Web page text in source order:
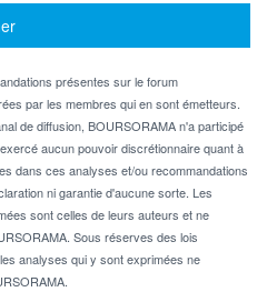
présentes sur le forum
par les membres qui en sont émetteurs.
de diffusion, BOURSORAMA n'a participé
aucun pouvoir discrétionnaire quant à
dans ces analyses et/ou recommandations
ni garantie d'aucune sorte. Les
sont celles de leurs auteurs et ne
Sous réserves des lois
analyses qui y sont exprimées ne